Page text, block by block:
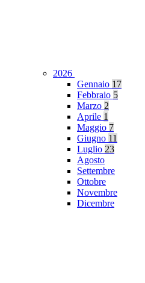
2026
Gennaio 17
Febbraio 5
Marzo 2
Aprile 1
Maggio 7
Giugno 11
Luglio 23
Agosto
Settembre
Ottobre
Novembre
Dicembre